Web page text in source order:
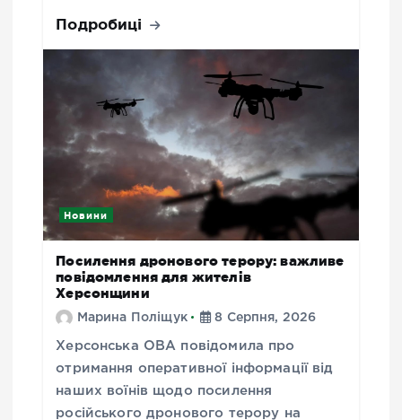
Подробиці
Новини
Посилення дронового терору: важливе
повідомлення для жителів
Херсонщини
Марина Поліщук 8 Серпня, 2026
Херсонська ОВА повідомила про
отримання оперативної інформації від
наших воїнів щодо посилення
російського дронового терору на